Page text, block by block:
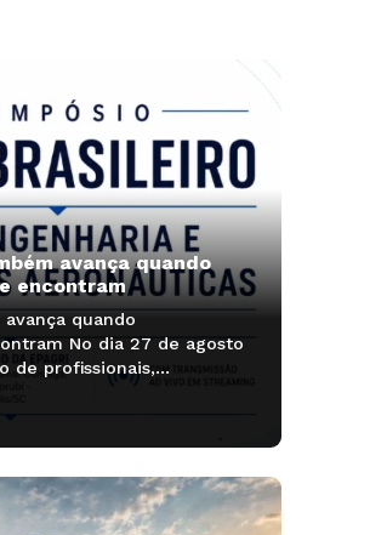
avança quando
encontram
quando
No dia 27 de agosto
de profissionais,
de Engenharia e Ciências